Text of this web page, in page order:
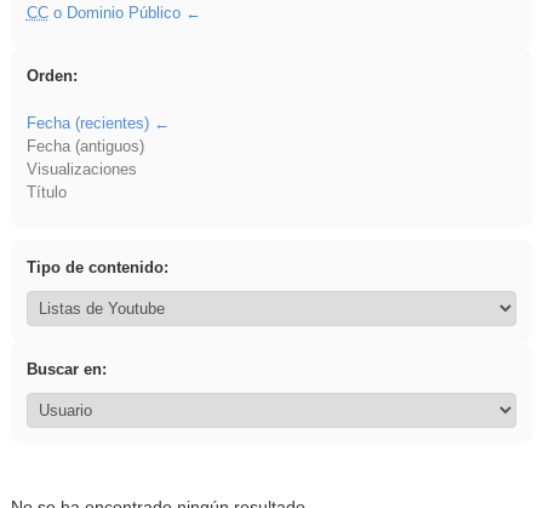
CCo Dominio Público
Orden:
Fecha (recientes)
Fecha (antiguos)
Visualizaciones
Título
Tipo de contenido:
Buscar en: